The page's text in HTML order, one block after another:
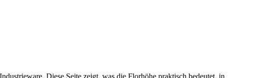
Diese Seite zeigt, was die Florhöhe praktisch bedeutet, in